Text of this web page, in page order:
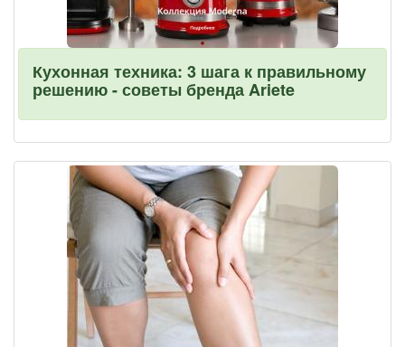
Кухонная техника: 3 шага к правильному
решению - советы бренда Ariete